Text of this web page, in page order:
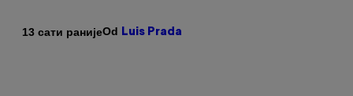
13 сати ранијеOd Luis Prada